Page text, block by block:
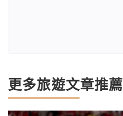
更多旅遊文章推薦